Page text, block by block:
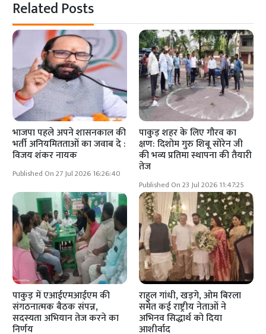
Related Posts
भाजपा पहले अपने शासनकाल की
भर्ती अनियमितताओं का जवाब दे :
विजय शंकर नायक
Published On 27 Jul 2026 16:26:40
पाकुड़ शहर के लिए गौरव का
क्षण: दिशोम गुरु शिबू सोरेन जी
की भव्य प्रतिमा स्थापना की तैयारी
तेज
Published On 23 Jul 2026 11:47:25
पाकुड़ में एआईएमआईएम की
संगठनात्मक बैठक संपन्न,
सदस्यता अभियान तेज करने का
निर्णय
राहुल गांधी, खड़गे, ओम बिरला
समेत कई राष्ट्रीय नेताओं ने
अभिनव सिद्धार्थ को दिया
आशीर्वाद